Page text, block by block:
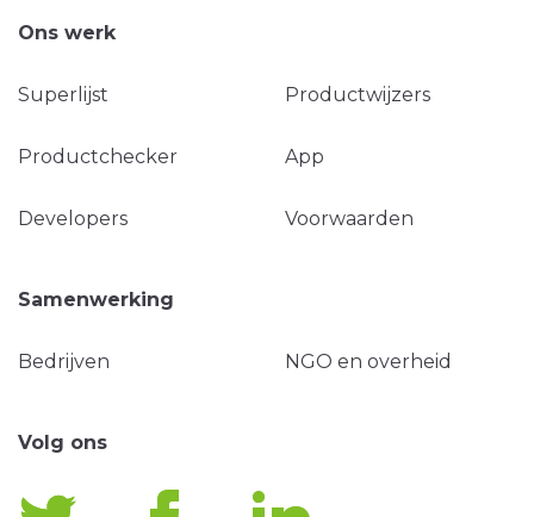
Ons werk
Superlijst Productwijzers
Productchecker App
Developers Voorwaarden
Samenwerking
Bedrijven NGO en overheid
Volg ons